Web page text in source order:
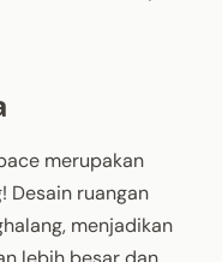
merupakan
Desain ruangan
menjadikan